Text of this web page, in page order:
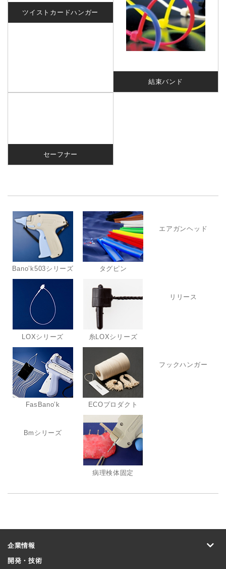
ツイストカードハンガー
結束バンド
セーフナー
Bano’k503シリーズ タグピン
エアガンヘッド
LOXシリーズ 糸LOXシリーズ
リリース
FasBano’k ECOプロダクト
フックハンガー
Bmシリーズ
病理検体固定
企業情報
開発・技術